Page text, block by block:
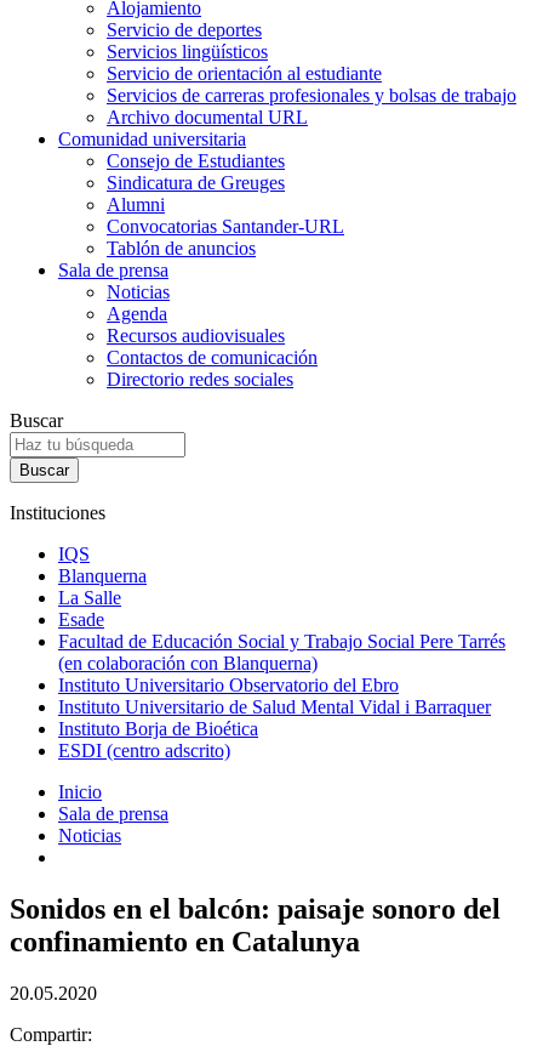
Alojamiento
Servicio de deportes
Servicios lingüísticos
Servicio de orientación al estudiante
Servicios de carreras profesionales y bolsas de trabajo
Archivo documental URL
Comunidad universitaria
Consejo de Estudiantes
Sindicatura de Greuges
Alumni
Convocatorias Santander-URL
Tablón de anuncios
Sala de prensa
Noticias
Agenda
Recursos audiovisuales
Contactos de comunicación
Directorio redes sociales
Buscar
Instituciones
IQS
Blanquerna
La Salle
Esade
Facultad de Educación Social y Trabajo Social Pere Tarrés
(en colaboración con Blanquerna)
Instituto Universitario Observatorio del Ebro
Instituto Universitario de Salud Mental Vidal i Barraquer
Instituto Borja de Bioética
ESDI (centro adscrito)
Inicio
Sala de prensa
Noticias
Sonidos en el balcón: paisaje sonoro del
confinamiento en Catalunya
20.05.2020
Compartir: